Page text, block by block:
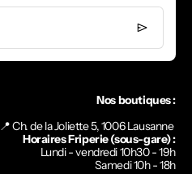
Nos boutiques :
📍 Ch. de la Joliette 5, 1006 Lausanne
Horaires Friperie (sous-gare) :
Lundi - vendredi 10h30 - 19h
Samedi 10h - 18h